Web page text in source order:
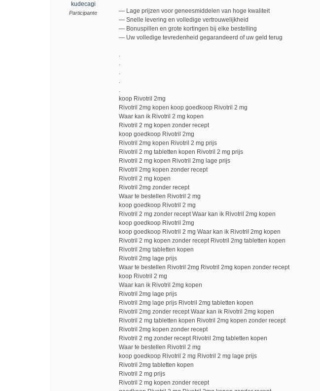
kudecagi
Participante
— Lage prijzen voor geneesmiddelen van hoge kwaliteit
— Snelle levering en volledige vertrouwelijkheid
— Bonuspillen en grote kortingen bij elke bestelling
— Uw volledige tevredenheid gegarandeerd of uw geld terug
.
.
.
.
.
koop Rivotril 2mg
Rivotril 2mg kopen koop goedkoop Rivotril 2 mg
Waar kan ik Rivotril 2 mg kopen
Rivotril 2 mg kopen zonder recept
koop goedkoop Rivotril 2mg
Rivotril 2mg kopen Rivotril 2 mg prijs
Rivotril 2 mg tabletten kopen Rivotril 2 mg prijs
Rivotril 2 mg kopen Rivotril 2mg lage prijs
Rivotril 2mg kopen zonder recept
Rivotril 2 mg kopen
Rivotril 2mg zonder recept
Waar te bestellen Rivotril 2 mg
koop goedkoop Rivotril 2 mg
Rivotril 2 mg zonder recept Waar kan ik Rivotril 2mg kopen
koop goedkoop Rivotril 2mg
koop goedkoop Rivotril 2 mg Waar kan ik Rivotril 2mg kopen
Rivotril 2 mg kopen zonder recept Rivotril 2mg tabletten kopen
Rivotril 2mg tabletten kopen
Rivotril 2mg lage prijs
Waar te bestellen Rivotril 2mg Rivotril 2mg kopen zonder recept
koop Rivotril 2 mg
Waar kan ik Rivotril 2mg kopen
Rivotril 2mg lage prijs
Rivotril 2mg lage prijs Rivotril 2mg tabletten kopen
Rivotril 2mg zonder recept Waar kan ik Rivotril 2mg kopen
Rivotril 2 mg tabletten kopen Rivotril 2mg kopen zonder recept
Rivotril 2mg kopen zonder recept
Rivotril 2 mg zonder recept Rivotril 2mg tabletten kopen
Waar te bestellen Rivotril 2 mg
koop goedkoop Rivotril 2 mg Rivotril 2 mg lage prijs
Rivotril 2mg tabletten kopen
Rivotril 2 mg prijs
Rivotril 2 mg kopen zonder recept